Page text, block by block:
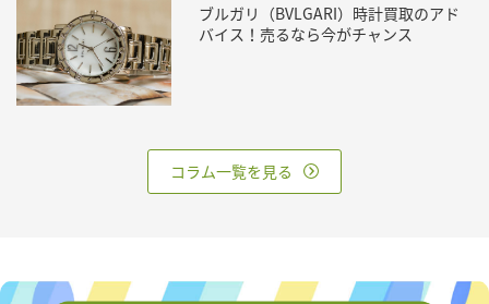
ブルガリ（BVLGARI）時計買取のアド
バイス！売るなら今がチャンス
コラム一覧を見る